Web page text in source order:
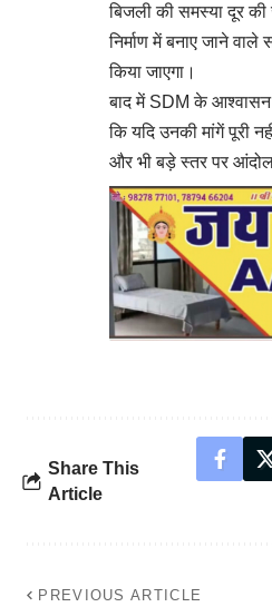
बिजली की समस्या दूर की
निर्माण में बनाए जाने
किया जाएगा।
बाद में SDM के आश्वासन
कि यदि उनकी मांगें पूरी
और भी बड़े स्तर पर
Share This
Article
PREVIOUS ARTICLE